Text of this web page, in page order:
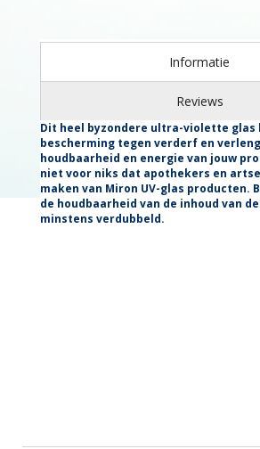
Informatie
Reviews
Dit heel byzondere ultra-violette glas
bescherming tegen verderf en
houdbaarheid en energie van jouw
niet voor niks dat apothekers en
maken van Miron UV-glas producten.
de houdbaarheid van de inhoud van
minstens verdubbeld.